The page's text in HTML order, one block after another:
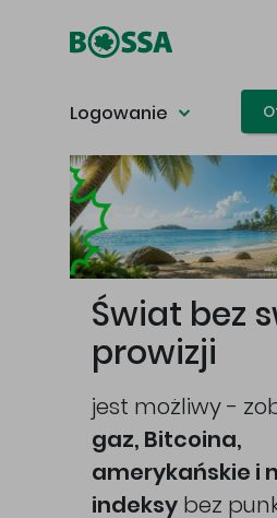
Logowanie
Główna treść
Świat bez
prowizji
jest możliwy -
gaz, Bitcoina,
amerykańskie i
indeksy bez